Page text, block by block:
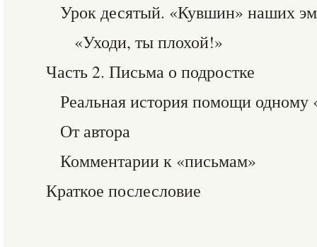
Урок десятый. «Кувшин» наших
«Уходи, ты плохой!»
Часть 2. Письма о подростке
Реальная история помощи одному
От автора
Комментарии к «письмам»
Краткое послесловие